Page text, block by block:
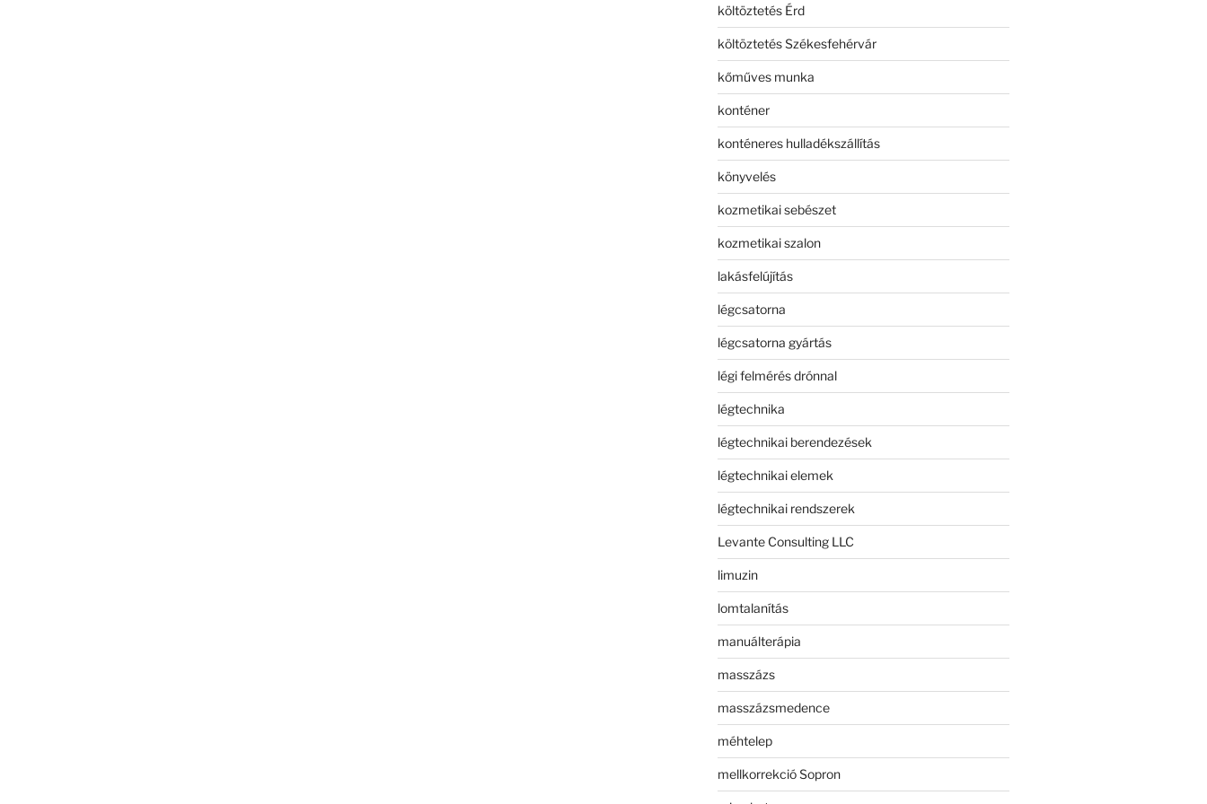
költöztetés Érd
költöztetés Székesfehérvár
kőműves munka
konténer
konténeres hulladékszállítás
könyvelés
kozmetikai sebészet
kozmetikai szalon
lakásfelújítás
légcsatorna
légcsatorna gyártás
légi felmérés drónnal
légtechnika
légtechnikai berendezések
légtechnikai elemek
légtechnikai rendszerek
Levante Consulting LLC
limuzin
lomtalanítás
manuálterápia
masszázs
masszázsmedence
méhtelep
mellkorrekció Sopron